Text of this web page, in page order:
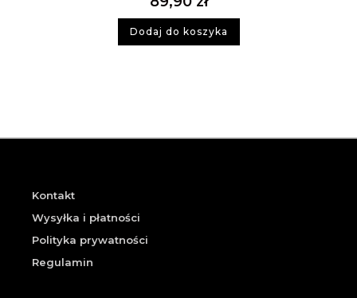
Dodaj do koszyka
Kontakt
Wysyłka i płatności
Polityka prywatności
Regulamin